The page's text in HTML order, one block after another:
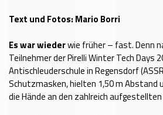
Text und Fotos: Mario Borri
Es war wiederwie früher – fast. Denn
Teilnehmer der Pirelli Winter Tech Days
Antischleuderschule in Regensdorf
Schutzmasken, hielten 1,50 m Abstand
die Hände an den zahlreich